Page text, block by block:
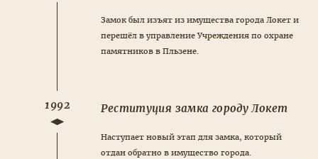
Замок был изъят из имущества города Локет и
перешёл в управление Учреждения по охране
памятников в Пльзене.
1992 Реституция замка городу Локет
Наступает новый этап для замка, который
отдан обратно в имущество города.